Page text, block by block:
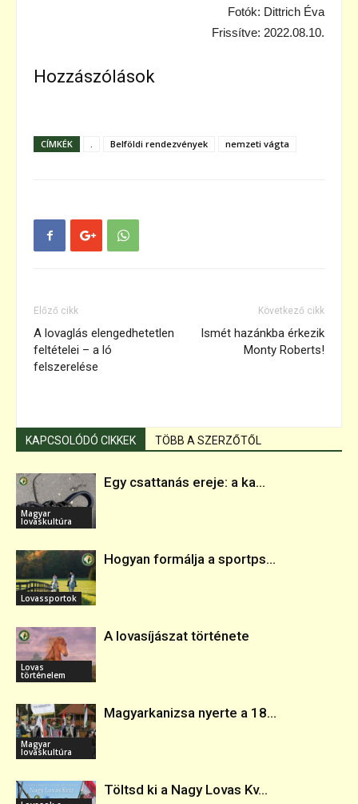
Fotók: Dittrich Éva
Frissítve: 2022.08.10.
Hozzászólások
CÍMKÉK . Belföldi rendezvények nemzeti vágta
Előző cikk
A lovaglás elengedhetetlen
feltételei – a ló
felszerelése
Következő cikk
Ismét hazánkba érkezik
Monty Roberts!
KAPCSOLÓDÓ CIKKEK TÖBB A SZERZŐTŐL
Magyar
lovaskultúra
Egy csattanás ereje: a ka...
Lovassportok
Hogyan formálja a sportps...
Lovas
történelem
A lovasíjászat története
Magyar
lovaskultúra
Magyarkanizsa nyerte a 18...
Töltsd ki a Nagy Lovas Kv...